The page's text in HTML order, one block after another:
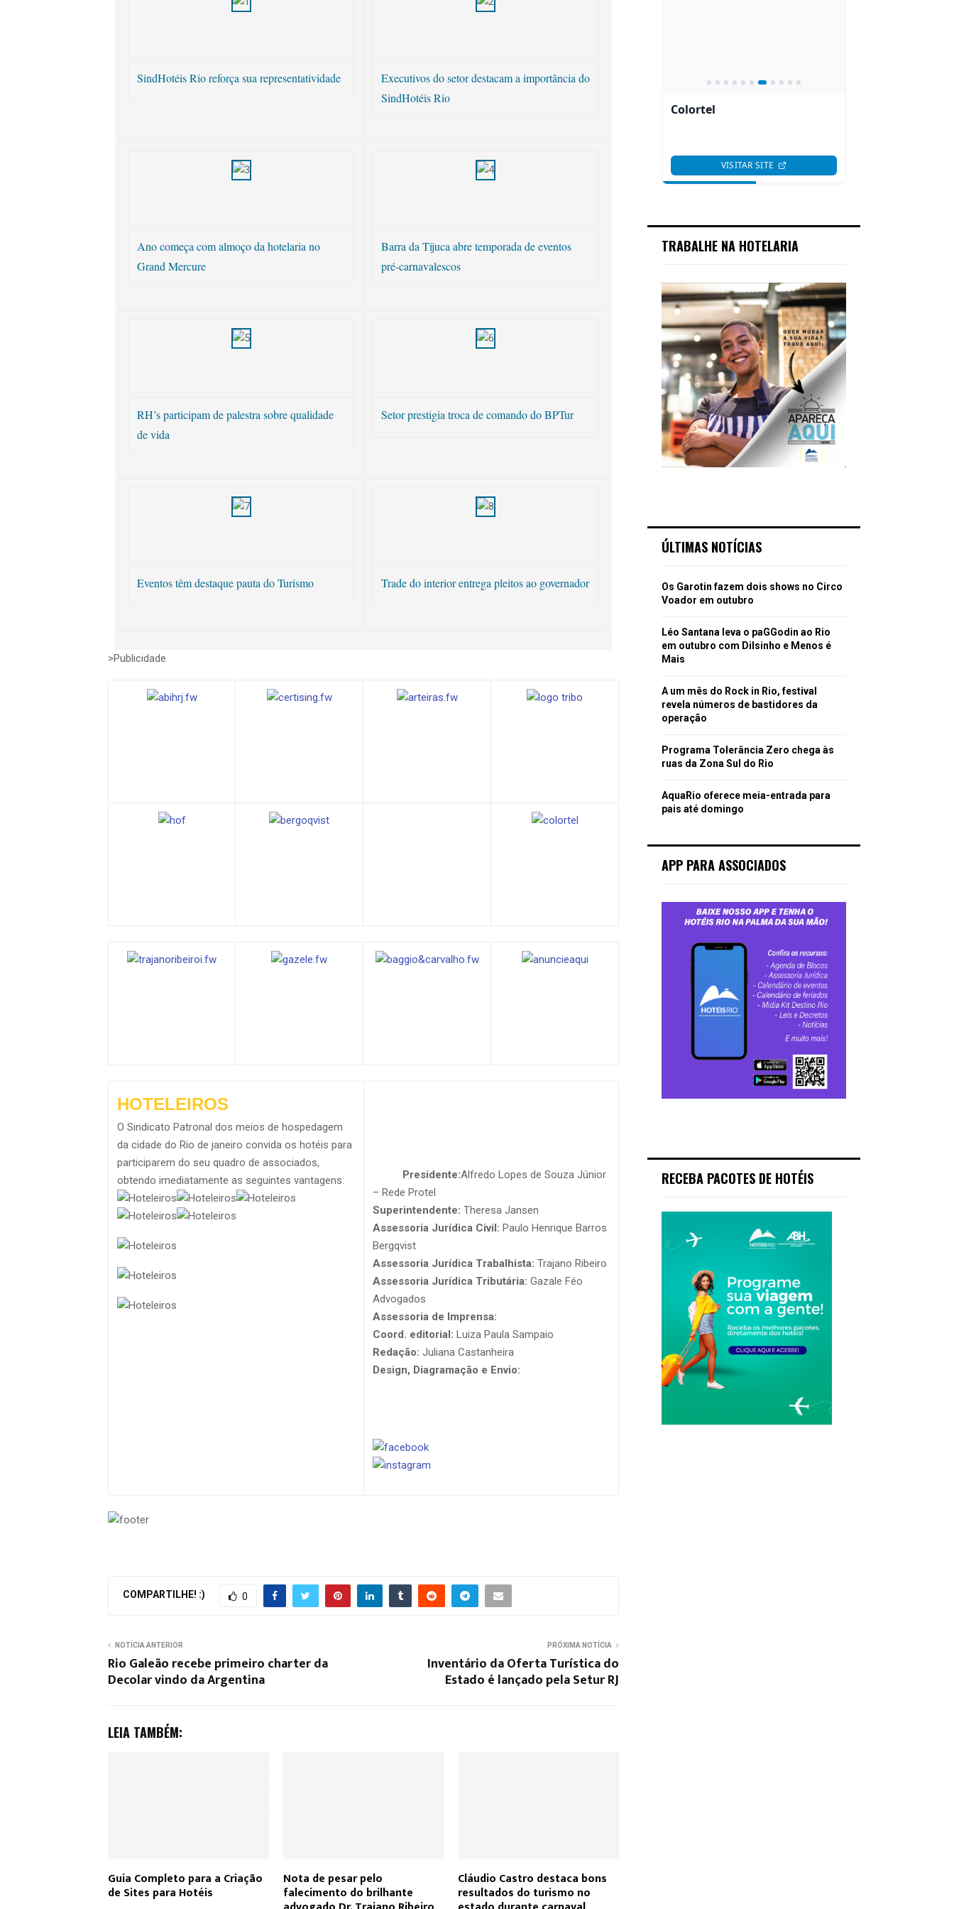
SindHotéis Rio reforça sua representatividade
Executivos do setor destacam a importância do
SindHotéis Rio
Ano começa com almoço da hotelaria no
Grand Mercure
Barra da Tijuca abre temporada de eventos
pré-carnavalescos
RH’s participam de palestra sobre qualidade
de vida
Setor prestigia troca de comando do BPTur
Eventos têm destaque pauta do Turismo Trade do interior entrega pleitos ao governador
>Publicidade
HOTELEIROS
O Sindicato Patronal dos meios de hospedagem
da cidade do Rio de janeiro convida os hotéis para
participarem do seu quadro de associados,
obtendo imediatamente as seguintes vantagens:
Presidente:Alfredo Lopes de Souza Júnior
– Rede Protel
Superintendente: Theresa Jansen
Assessoria Jurídica Civil: Paulo Henrique Barros
Bergqvist
Assessoria Jurídica Trabalhista: Trajano Ribeiro
Assessoria Jurídica Tributária: Gazale Féo
Advogados
Assessoria de Imprensa:
Coord. editorial: Luiza Paula Sampaio
Redação: Juliana Castanheira
Design, Diagramação e Envio:
COMPARTILHE! :) 0
NOTÍCIA ANTERIOR
Rio Galeão recebe primeiro charter da
Decolar vindo da Argentina
PRÓXIMA NOTÍCIA
Inventário da Oferta Turística do
Estado é lançado pela Setur RJ
LEIA TAMBÉM:
Guia Completo para a Criação
de Sites para Hotéis
Nota de pesar pelo
falecimento do brilhante
Cláudio Castro destaca bons
resultados do turismo no
TRABALHE NA HOTELARIA
ÚLTIMAS NOTÍCIAS
Os Garotin fazem dois shows no Circo
Voador em outubro
Léo Santana leva o paGGodin ao Rio
em outubro com Dilsinho e Menos é
Mais
A um mês do Rock in Rio, festival
revela números de bastidores da
operação
Programa Tolerância Zero chega às
ruas da Zona Sul do Rio
AquaRio oferece meia-entrada para
pais até domingo
APP PARA ASSOCIADOS
RECEBA PACOTES DE HOTÉIS